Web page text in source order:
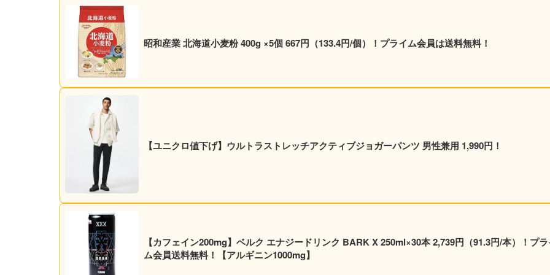
昭和産業 北海道小麦粉 400g ×5個 667円（133.4円/個）！プライム会員は送料無料！
【ユニクロ値下げ】ウルトラストレッチアクティブジョガーパンツ 男性兼用 1,990円！
【カフェイン200mg】ベルク エナジードリンク BARK X 250ml×30本 2,739円（91.3円/本）！プ
ム会員送料無料！【アルギニン1000mg】